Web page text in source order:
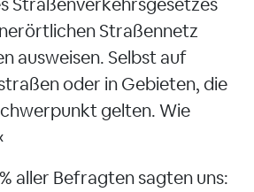
Straßennetz
ausweisen. Selbst auf
oder in Gebieten, die
gelten. Wie
aller Befragten sagten uns: